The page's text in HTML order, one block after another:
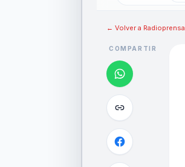
← Volver a Radioprensa
COMPARTIR